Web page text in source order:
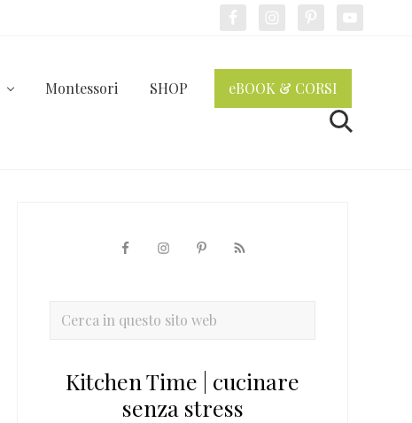
Montessori SHOP eBOOK & CORSI
Cerca
primaria
Cerca
sitoKitchen Time | cucinare
senza stress